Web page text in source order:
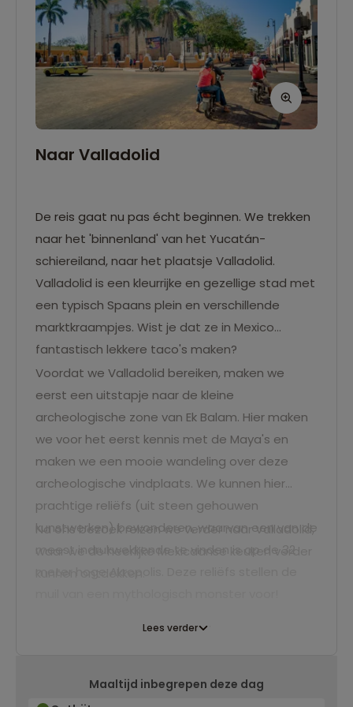
Naar Valladolid
De reis gaat nu pas écht beginnen. We trekken
naar het 'binnenland' van het Yucatán-
schiereiland, naar het plaatsje Valladolid.
Valladolid is een kleurrijke en gezellige stad met
een typisch Spaans plein en verschillende
marktkraampjes. Wist je dat ze in Mexico
fantastisch lekkere taco's maken?
Voordat we Valladolid bereiken, maken we
eerst een uitstapje naar de kleine
archeologische zone van Ek Balam. Hier maken
we voor het eerst kennis met de Maya's en
maken we een mooie wandeling over deze
archeologische vindplaats. We kunnen hier
prachtige reliëfs (uit steen gehouwen
kunstwerken) bewonderen, waarvan een van de
Na ons bezoek reizen we verder naar Valladolid,
Lees verder
Maaltijd inbegrepen deze dag